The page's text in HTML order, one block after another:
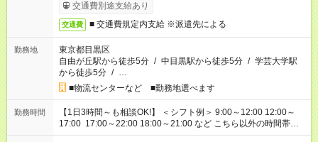
交通費別途支給あり
交通費 ■ 交通費規定内支給 ※派遣先による
勤務地
東京都目黒区
自由が丘駅から徒歩5分 / 中目黒駅から徒歩5分 / 学芸大学駅
から徒歩5分 / …
■物流センターなど ■勤務地選べます
勤務時間
【1日3時間～も相談OK!】 ＜シフト例＞ 9:00～12:00 12:00～
17:00 17:00～22:00 18:00～21:00 など こちら以外の時間帯も
お気軽にご相談ください！